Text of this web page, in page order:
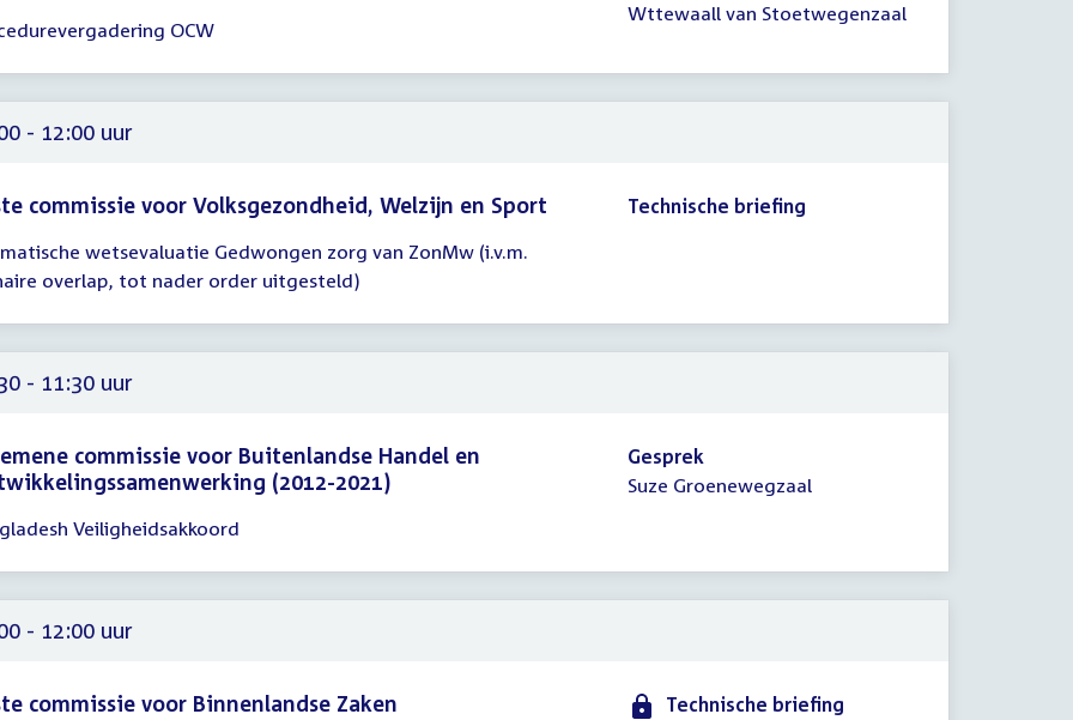
OCW
Wttewaall van Stoetwegenzaal
- 12:00 uur
commissie voor Volksgezondheid, Welzijn en Sport
wetsevaluatie Gedwongen zorg van ZonMw (i.v.m.
overlap, tot nader order uitgesteld)
Technische briefing
- 11:30 uur
commissie voor Buitenlandse Handel en
(2012-2021)
Veiligheidsakkoord
Gesprek
Suze Groenewegzaal
- 12:00 uur
commissie voor Binnenlandse Zaken
Technische briefing